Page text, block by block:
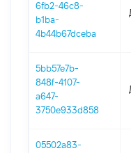
6fb2-46c8-
b1ba-
4b44b67dceba
5bb57e7b-
848f-4107-
a647-
3750e933d858
05502a83-